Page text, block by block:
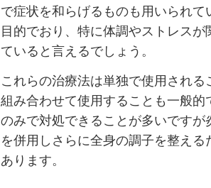
で症状を和らげるものも用いられ
目的でおり、特に体調やストレス
ていると言えるでしょう。
これらの治療法は単独で使用され
組み合わせて使用することも一般
のみで対処できることが多いです
を併用しさらに全身の調子を整え
あります。